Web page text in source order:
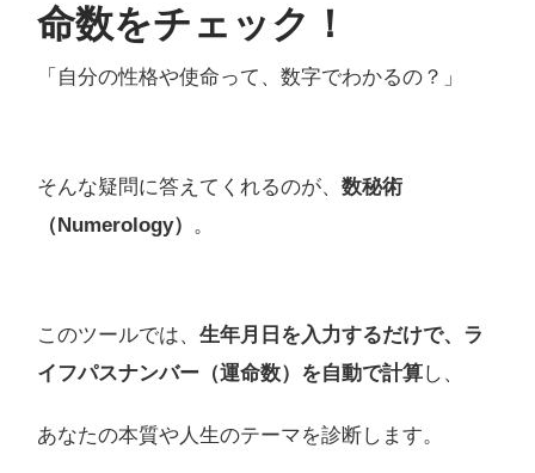
命数をチェック！
「自分の性格や使命って、数字でわかるの？」
そんな疑問に答えてくれるのが、 数秘術
（Numerology）
。
このツールでは、 生年月日を入力するだけで、ラ
イフパスナンバー（運命数）を自動で計算し、
あなたの本質や人生のテーマを診断します。